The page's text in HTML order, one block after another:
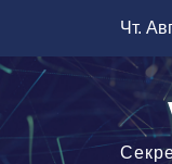
содержимому
Чт.